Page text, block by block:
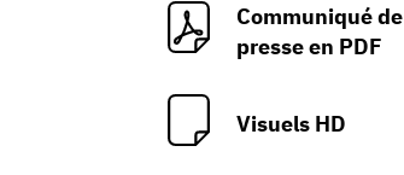
Communiqué de
presse en PDF
Visuels HD